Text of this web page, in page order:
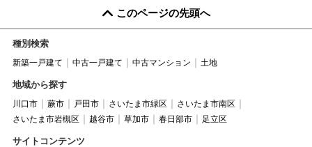
このページの先頭へ
種別検索
新築一戸建て 中古一戸建て 中古マンション 土地
地域から探す
川口市 蕨市 戸田市 さいたま市緑区
さいたま市南区
さいたま市岩槻区
越谷市 草加市 春日部市 足立区
サイトコンテンツ